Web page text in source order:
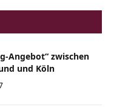
Angebot“ zwischen
und Köln